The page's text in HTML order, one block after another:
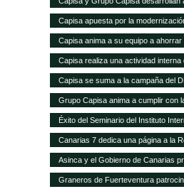
motivo del Día Internacional del
Capisa apuesta por la
Capisa anima a su equipo a
de la Energía
Capisa realiza una actividad
de la Educación Ambiental
Capisa se suma a la campaña del
Grupo Capisa anima a cumplir con
Éxito del Seminario del Instituto
destinado al sector primario, la
Canarias 7 dedica una página a la
Grupo Capisa
Asinca y el Gobierno de Canarias
Canarias’ con una campaña en la
Graneros de Fuerteventura